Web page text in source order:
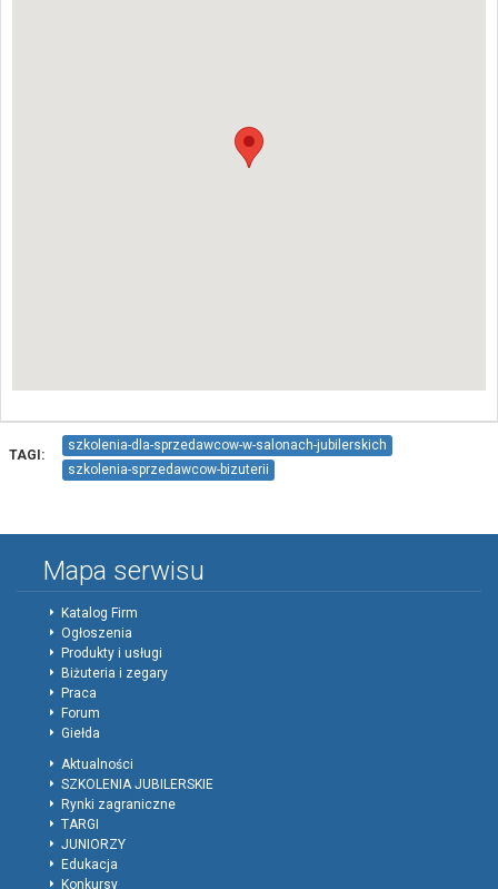
TAGI:
szkolenia-dla-sprzedawcow-w-salonach-jubilerskich
szkolenia-sprzedawcow-bizuterii
Mapa serwisu
Katalog Firm
Ogłoszenia
Produkty i usługi
Biżuteria i zegary
Praca
Forum
Giełda
Aktualności
SZKOLENIA JUBILERSKIE
Rynki zagraniczne
TARGI
JUNIORZY
Edukacja
Konkursy